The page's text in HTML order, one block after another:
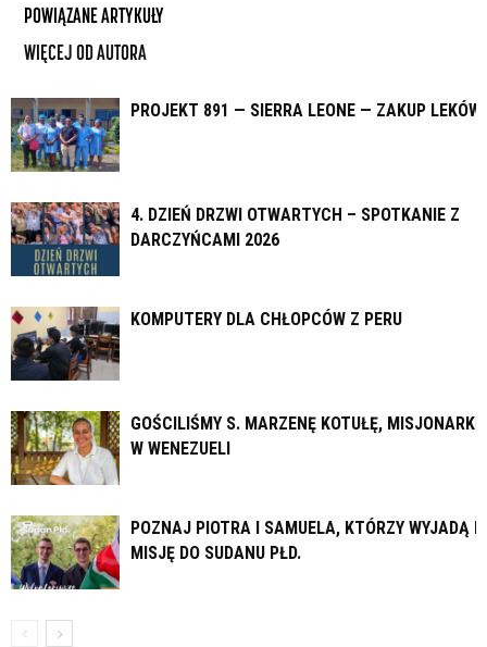
POWIĄZANE ARTYKUŁY
WIĘCEJ OD AUTORA
PROJEKT 891 — SIERRA LEONE — ZAKUP LEKÓW
4. DZIEŃ DRZWI OTWARTYCH – SPOTKANIE Z
DARCZYŃCAMI 2026
KOMPUTERY DLA CHŁOPCÓW Z PERU
GOŚCILIŚMY S. MARZENĘ KOTUŁĘ, MISJONARKĘ
W WENEZUELI
POZNAJ PIOTRA I SAMUELA, KTÓRZY WYJADĄ
MISJĘ DO SUDANU PŁD.